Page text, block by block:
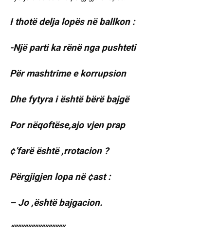
I thotë delja lopës në ballkon :
-Një parti ka rënë nga pushteti
Për mashtrime e korrupsion
Dhe fytyra i është bërë bajgë
Por nëqoftëse,ajo vjen prap
¢’farë është ,rrotacion ?
Përgjigjen lopa në ¢ast :
– Jo ,është bajgacion.
“”””””””””””””””